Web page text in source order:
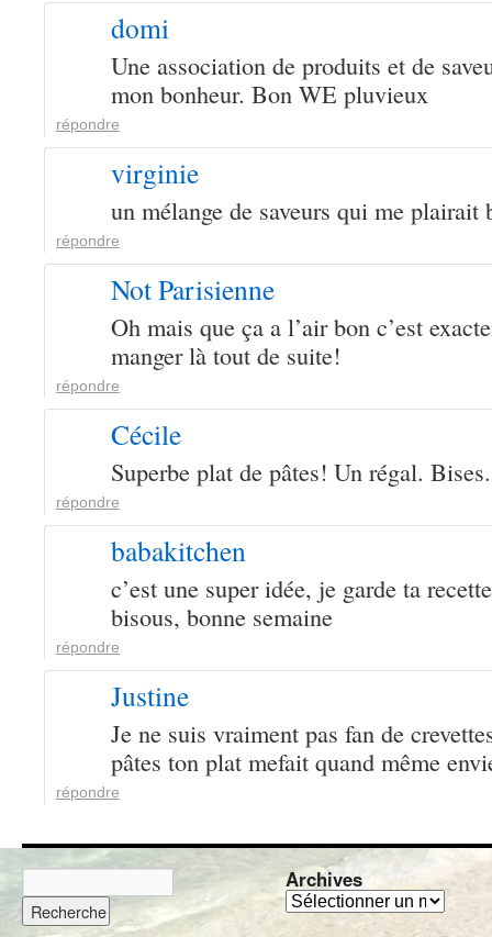
domi
Une association de produits et de
mon bonheur. Bon WE pluvieux
répondre
virginie
un mélange de saveurs qui me plairait
répondre
Not Parisienne
Oh mais que ça a l’air bon c’est
manger là tout de suite!
répondre
Cécile
Superbe plat de pâtes! Un régal. Bises.
répondre
babakitchen
c’est une super idée, je garde ta
bisous, bonne semaine
répondre
Justine
Je ne suis vraiment pas fan de
pâtes ton plat mefait quand même
répondre
Archives
A